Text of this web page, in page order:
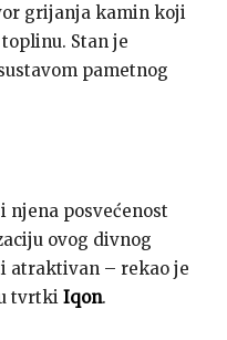
grijanja kamin koji
Stan je
pametnog
njena posvećenost
ovog divnog
atraktivan – rekao je
tvrtki Iqon.